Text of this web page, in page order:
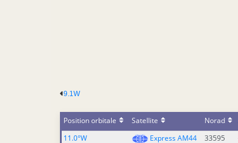
9.1W
Position orbitale Satellite Norad
11.0°W
Express AM44 33595